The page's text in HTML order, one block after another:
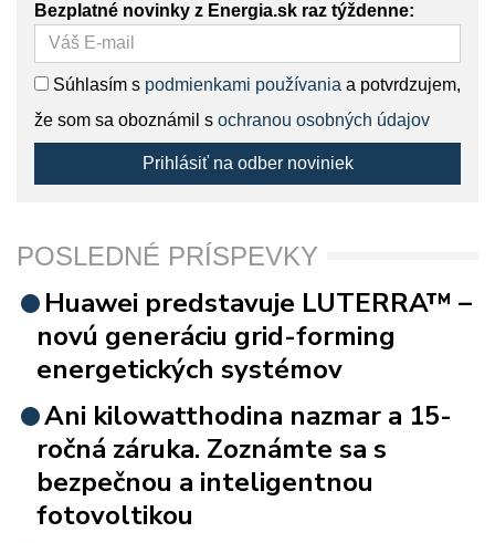
Bezplatné novinky z Energia.sk raz týždenne:
Súhlasím s podmienkami používania a potvrdzujem,
že som sa oboznámil s ochranou osobných údajov
Prihlásiť na odber noviniek
POSLEDNÉ PRÍSPEVKY
Huawei predstavuje LUTERRA™ –
novú generáciu grid-forming
energetických systémov
Ani kilowatthodina nazmar a 15-
ročná záruka. Zoznámte sa s
bezpečnou a inteligentnou
fotovoltikou